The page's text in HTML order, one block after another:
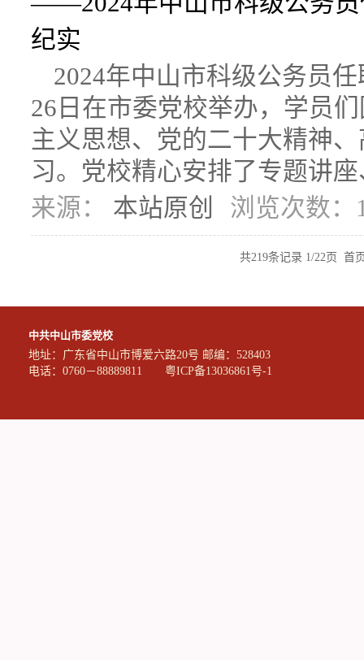
纪实
2024年中山市科级公务员
26日在市委党校举办，学员
主义思想、党的二十大精神
习。党校精心安排了专题讲
来源： 本站原创 浏览次数：
共219条记录 1/22页 首
中共中山市委党校
地址：广东省中山市博爱六路20号 邮编：528403
电话：0760－88889811 粤ICP备13036861号-1